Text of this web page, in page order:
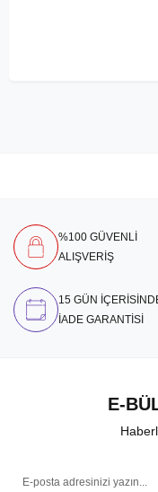
%100 GÜVENLİ
ALIŞVERİŞ
15 GÜN
İADE GARANTİSİ
E-